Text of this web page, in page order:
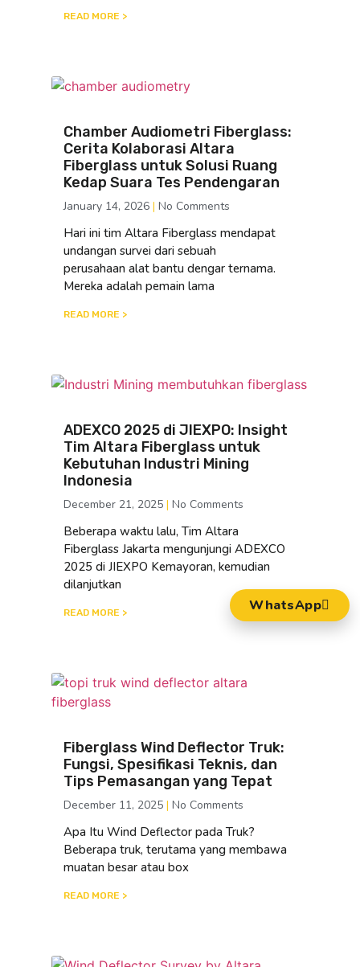
READ MORE >
Chamber Audiometri Fiberglass:
Cerita Kolaborasi Altara
Fiberglass untuk Solusi Ruang
Kedap Suara Tes Pendengaran
January 14, 2026 No Comments
Hari ini tim Altara Fiberglass mendapat
undangan survei dari sebuah
perusahaan alat bantu dengar ternama.
Mereka adalah pemain lama
READ MORE >
ADEXCO 2025 di JIEXPO: Insight
Tim Altara Fiberglass untuk
Kebutuhan Industri Mining
Indonesia
December 21, 2025 No Comments
Beberapa waktu lalu, Tim Altara
Fiberglass Jakarta mengunjungi ADEXCO
2025 di JIEXPO Kemayoran, kemudian
dilanjutkan
READ MORE >
Fiberglass Wind Deflector Truk:
Fungsi, Spesifikasi Teknis, dan
Tips Pemasangan yang Tepat
December 11, 2025 No Comments
Apa Itu Wind Deflector pada Truk?
Beberapa truk, terutama yang membawa
muatan besar atau box
READ MORE >
WhatsApp